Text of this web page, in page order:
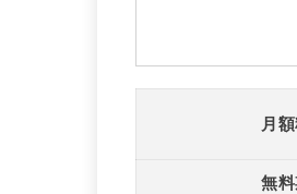
月
無料